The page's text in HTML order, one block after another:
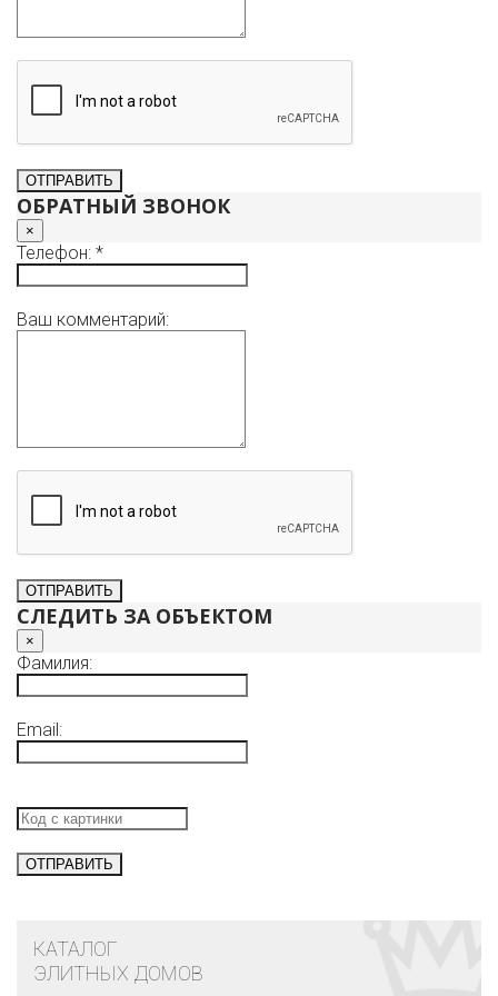
ОБРАТНЫЙ ЗВОНОК
×
Телефон: *
Ваш комментарий:
СЛЕДИТЬ ЗА ОБЪЕКТОМ
×
Фамилия:
Email:
КАТАЛОГ
ЭЛИТНЫХ ДОМОВ